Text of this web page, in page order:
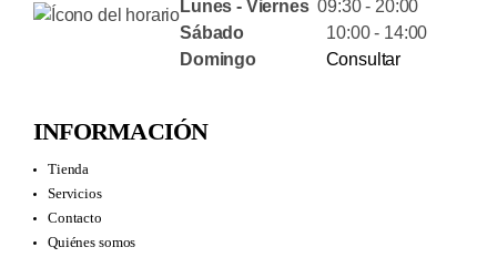
Lunes - Viernes09:30 - 20:00
Sábado 10:00 - 14:00
Domingo
Consultar
INFORMACIÓN
Tienda
Servicios
Contacto
Quiénes somos